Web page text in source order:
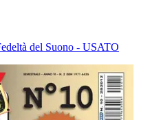
del Suono - USATO